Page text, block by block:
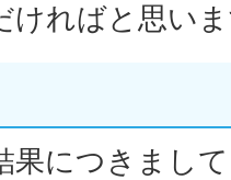
ければと思い
果につきまし